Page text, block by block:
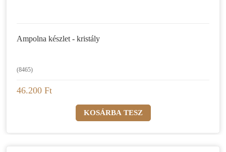
Ampolna készlet - kristály
(8465)
46.200 Ft